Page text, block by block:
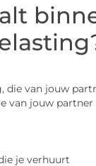
die van jouw
van jouw
je verhuurt